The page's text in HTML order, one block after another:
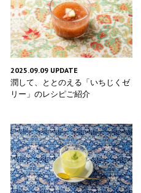
2025.09.09 UPDATE
潤して、ととのえる「いちじくゼ
リー」のレシピご紹介